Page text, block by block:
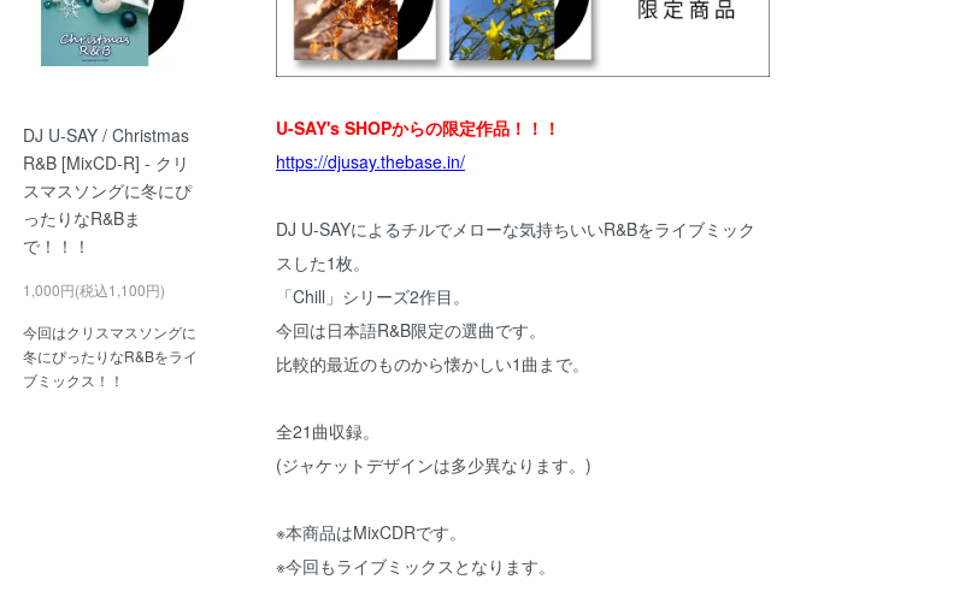
U-SAY's SHOPからの限定作品！！！
https://djusay.thebase.in/
DJ U-SAYによるチルでメローな気持ちいいR&Bをライブミック
スした1枚。
「Chill」シリーズ2作目。
今回は日本語R&B限定の選曲です。
比較的最近のものから懐かしい1曲まで。
全21曲収録。
(ジャケットデザインは多少異なります。)
※本商品はMixCDRです。
※今回もライブミックスとなります。
DJ U-SAY / Christmas
R&B [MixCD-R] - クリ
スマスソングに冬にぴ
ったりなR&Bま
で！！！
1,000円(税込1,100円)
今回はクリスマスソングに
冬にぴったりなR&Bをライ
ブミックス！！